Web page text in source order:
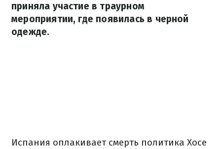
приняла участие в траурном
мероприятии, где появилась в черной
одежде.
Испания оплакивает смерть политика Хосе